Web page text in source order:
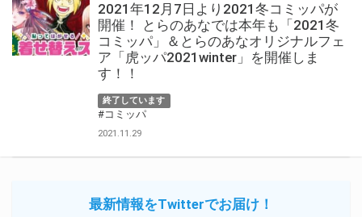
2021年12月7日より2021冬コミッパが
開催！ とらのあなでは本年も「2021冬
コミッパ」＆とらのあなオリジナルフェ
ア「虎ッパ2021winter」を開催しま
す！！
終了しています
#コミッパ
2021.11.29
最新情報をTwitterでお届け！